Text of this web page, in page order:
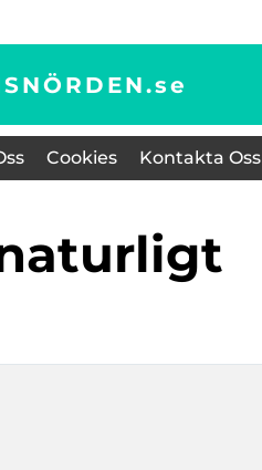
se
Cookies Kontakta Oss